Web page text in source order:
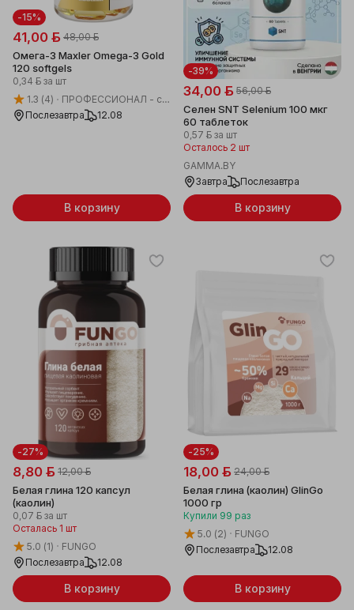
-15%
41,00 ƃ 48,00 ƃ
Омега-3 Maxler Omega-3 Gold
120 softgels
0,34 ƃ за шт
1.3 (4)
ПРОФЕССИОНАЛ - спортивное питание
Послезавтра
12.08
В корзину
-39%
34,00 ƃ 56,00 ƃ
Селен SNT Selenium 100 мкг
60 таблеток
0,57 ƃ за шт
Осталось 2 шт
GAMMA.BY
Завтра
Послезавтра
В корзину
-27%
8,80 ƃ 12,00 ƃ
Белая глина 120 капсул
(каолин)
0,07 ƃ за шт
Осталась 1 шт
5.0 (1)
FUNGO
Послезавтра
12.08
В корзину
-25%
18,00 ƃ 24,00 ƃ
Белая глина (каолин) GlinGo
1000 гр
Купили 99 раз
5.0 (2)
FUNGO
Послезавтра
12.08
В корзину